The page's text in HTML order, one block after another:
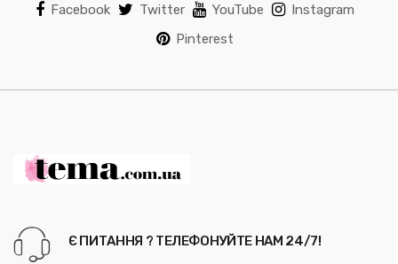
Facebook Twitter YouTube
Instagram
Pinterest
Є ПИТАННЯ ? ТЕЛЕФОНУЙТЕ НАМ 24/7!